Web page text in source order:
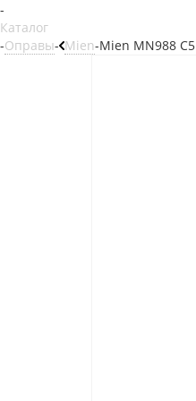
-
Каталог
-Оправы- Mien-Mien MN988 C5